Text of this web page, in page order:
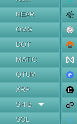
NEAR
OMG
DOT
MATIC
QTUM
XRP
SHIB
SOL